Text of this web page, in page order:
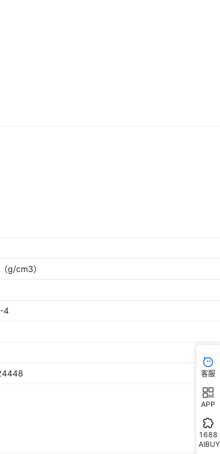
（g/cm3）
4
客服
APP
1688
AIBUY